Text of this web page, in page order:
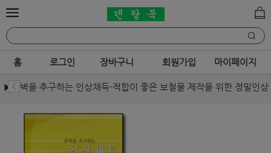
홈 로그인 장바구니 회원가입 마이페이지
▶완벽을 추구하는 인상채득-적합이 좋은 보철물 제작을 위한 정밀인상
의 이해